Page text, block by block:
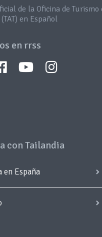
de la Oficina de Turismo
en Español
en rrss
con Tailandia
en España